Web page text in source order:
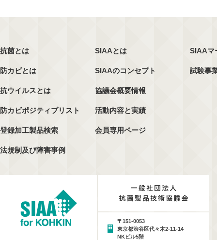
抗菌とは
防カビとは
抗ウイルスとは
防カビポジティブリスト
登録加工製品検索
法規制及び障害事例
SIAAとは
SIAAのコンセプト
協議会概要情報
活動内容と実績
会員専用ページ
SIAAマ
試験事
〒151-0053
東京都渋谷区代々木2-11-14
NKビル5階